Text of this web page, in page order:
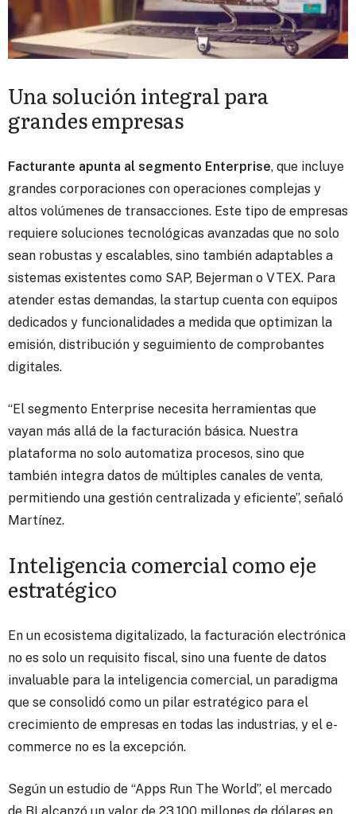
Una solución integral para
grandes empresas
Facturante apunta al segmento Enterprise, que incluye
grandes corporaciones con operaciones complejas y
altos volúmenes de transacciones. Este tipo de empresas
requiere soluciones tecnológicas avanzadas que no solo
sean robustas y escalables, sino también adaptables a
sistemas existentes como SAP, Bejerman o VTEX. Para
atender estas demandas, la startup cuenta con equipos
dedicados y funcionalidades a medida que optimizan la
emisión, distribución y seguimiento de comprobantes
digitales.
“El segmento Enterprise necesita herramientas que
vayan más allá de la facturación básica. Nuestra
plataforma no solo automatiza procesos, sino que
también integra datos de múltiples canales de venta,
permitiendo una gestión centralizada y eficiente”, señaló
Martínez.
Inteligencia comercial como eje
estratégico
En un ecosistema digitalizado, la facturación electrónica
no es solo un requisito fiscal, sino una fuente de datos
invaluable para la inteligencia comercial, un paradigma
que se consolidó como un pilar estratégico para el
crecimiento de empresas en todas las industrias, y el e-
commerce no es la excepción.
Según un estudio de “Apps Run The World”, el mercado